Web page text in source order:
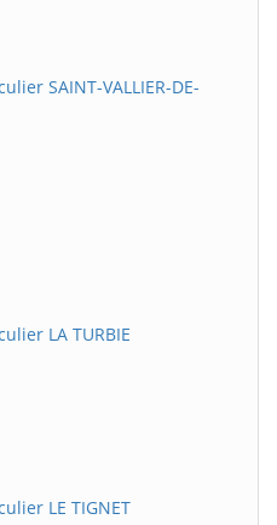
SAINT-VALLIER-DE-
LA TURBIE
LE TIGNET